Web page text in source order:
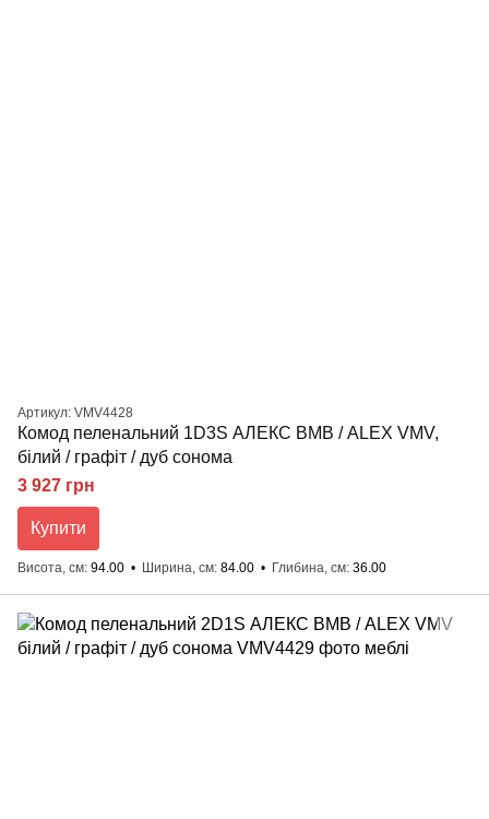
Артикул: VMV4428
Комод пеленальний 1D3S АЛЕКС ВМВ / ALEX VMV,
білий / графіт / дуб сонома
3 927 грн
Купити
Висота, см 94.00 Ширина, см 84.00 Глибина, см 36.00